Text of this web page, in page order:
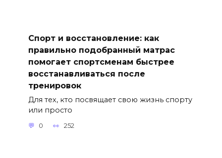
Спорт и восстановление: как
правильно подобранный матрас
помогает спортсменам быстрее
восстанавливаться после
тренировок
Для тех, кто посвящает свою жизнь спорту
или просто
0 252